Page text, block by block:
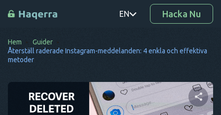
EN
PT
RO
DE
Hacka Nu
Hem
Guider
Återställ raderade Instagram-meddelanden: 4 enkla och effektiva
metoder